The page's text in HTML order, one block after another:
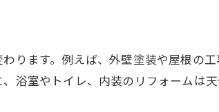
たいリフォーム時期と対策法
リフォームを避けるべき時期とその理
ム計画で2025年の注意点を押さえる方
事を考慮したリフォーム時期の選び方
ります。例えば、外壁塗装や屋根の
浴室やトイレ、内装のリフォームは